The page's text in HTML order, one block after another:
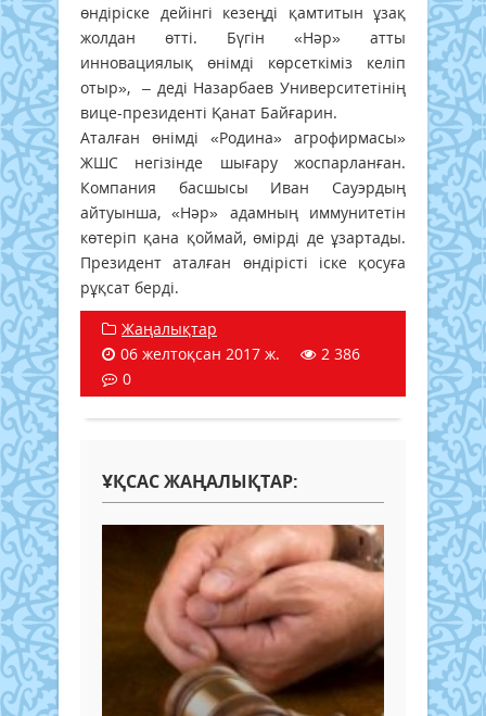
өндіріске дейінгі кезеңді қамтитын ұзақ
жолдан өтті. Бүгін «Нәр» атты
инновациялық өнімді көрсеткіміз келіп
отыр», – деді Назарбаев Университетінің
вице-президенті Қанат Байғарин.
Аталған өнімді «Родина» агрофирмасы»
ЖШС негізінде шығару жоспарланған.
Компания басшысы Иван Сауэрдың
айтуынша, «Нәр» адамның иммунитетін
көтеріп қана қоймай, өмірді де ұзартады.
Президент аталған өндірісті іске қосуға
рұқсат берді.
Жаңалықтар
06 желтоқсан 2017 ж.
2 386
0
ҰҚСАС ЖАҢАЛЫҚТАР: